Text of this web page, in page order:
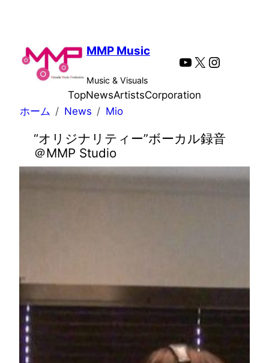
MMP Music
Music & Visuals
YouTube
X
TopNewsArtistsCorporation
ホーム
News Mio
“オリジナリティー”ボーカル録音
＠MMP Studio